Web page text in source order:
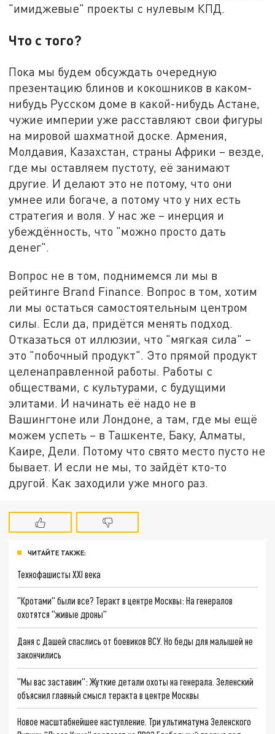
"имиджевые" проекты с нулевым КПД.
Что с того?
Пока мы будем обсуждать очередную
презентацию блинов и кокошников в каком-
нибудь Русском доме в какой-нибудь Астане,
чужие империи уже расставляют свои фигуры
на мировой шахматной доске. Армения,
Молдавия, Казахстан, страны Африки – везде,
где мы оставляем пустоту, её занимают
другие. И делают это не потому, что они
умнее или богаче, а потому что у них есть
стратегия и воля. У нас же – инерция и
убеждённость, что "можно просто дать
денег".
Вопрос не в том, поднимемся ли мы в
рейтинге Brand Finance. Вопрос в том, хотим
ли мы остаться самостоятельным центром
силы. Если да, придётся менять подход.
Отказаться от иллюзии, что "мягкая сила" –
это "побочный продукт". Это прямой продукт
целенаправленной работы. Работы с
обществами, с культурами, с будущими
элитами. И начинать её надо не в
Вашингтоне или Лондоне, а там, где мы ещё
можем успеть – в Ташкенте, Баку, Алматы,
Каире, Дели. Потому что свято место пусто не
бывает. И если не мы, то зайдёт кто-то
другой. Как заходили уже много раз.
ЧИТАЙТЕ ТАКЖЕ:
Технофашисты XXI века
"Кротами" были все? Теракт в центре Москвы: На генералов
охотятся "живые дроны"
Даня с Дашей спаслись от боевиков ВСУ. Но беды для малышей не
закончились
"Мы вас заставим": Жуткие детали охоты на генерала. Зеленский
объяснил главный смысл теракта в центре Москвы
Новое масштабнейшее наступление. Три ультиматума Зеленского